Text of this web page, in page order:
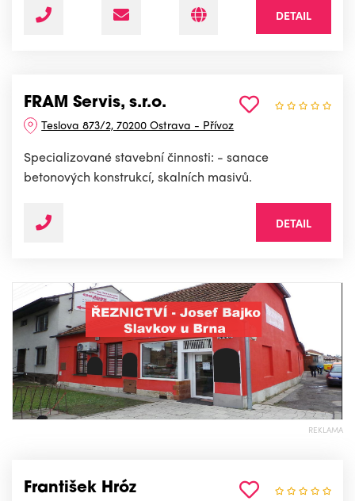
DETAIL
FRAM Servis, s.r.o.
Teslova 873/2, 70200 Ostrava - Přívoz
Specializované stavební činnosti: - sanace
betonových konstrukcí, skalních masivů.
DETAIL
REKLAMA
František Hróz